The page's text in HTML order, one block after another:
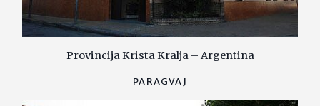
Provincija Krista Kralja – Argentina
PARAGVAJ